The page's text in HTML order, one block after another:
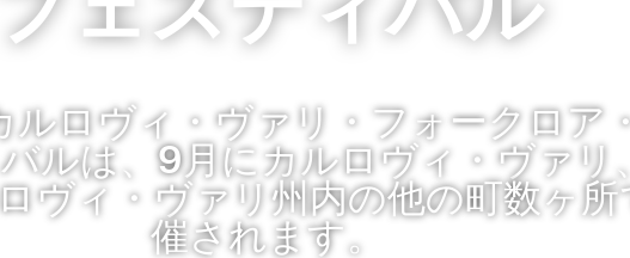
ルロヴィ・ヴァリ・フォークロア
ルは、9月にカルロヴィ・ヴァリ
ヴィ・ヴァリ州内の他の町数ヶ所
催されます。